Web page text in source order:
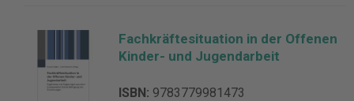
Fachkräftesituation in der Offenen
Kinder- und Jugendarbeit
ISBN: 9783779981473